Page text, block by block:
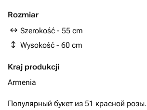
Rozmiar
Szerokość - 55 cm
Wysokość - 60 cm
Kraj produkcji
Armenia
Популярный букет из 51 красной розы.